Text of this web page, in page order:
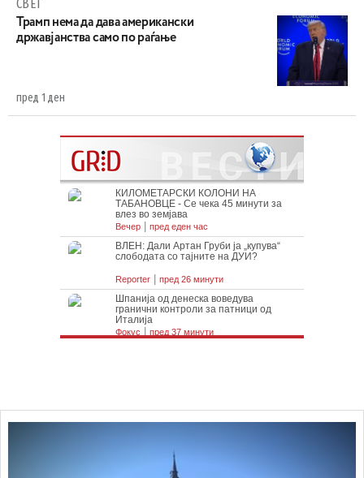
СВЕТ
Трамп нема да дава американски
државјанства само по раѓање
пред 1 ден